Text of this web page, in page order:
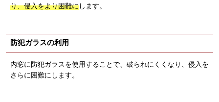
り、侵入をより困難にします。
防犯ガラスの利用
内窓に防犯ガラスを使用することで、破られにくくなり、侵入を
さらに困難にします。